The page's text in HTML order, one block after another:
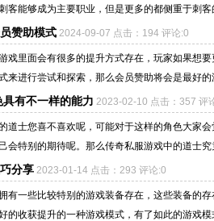
客能够成为主要职业，但是更多的都侧重于刺
赞助模式 2024-09-07 点击：194 评论:0
戏里面会有很多的提升方式存在，玩家如果想
来进行尝试和探索，那么会员赞助将会是最好
有不一样的能力 2023-02-10 点击：357 评
道士您喜不喜欢呢，可能对于这样的角色大家
会特别的期待呢。那么传奇私服游戏中的道士
分享 2023-01-14 点击：293 评论:0
有一些比较特别的游戏装备存在，这些装备的
的收获提升的一种游戏模式，有了如此的游戏